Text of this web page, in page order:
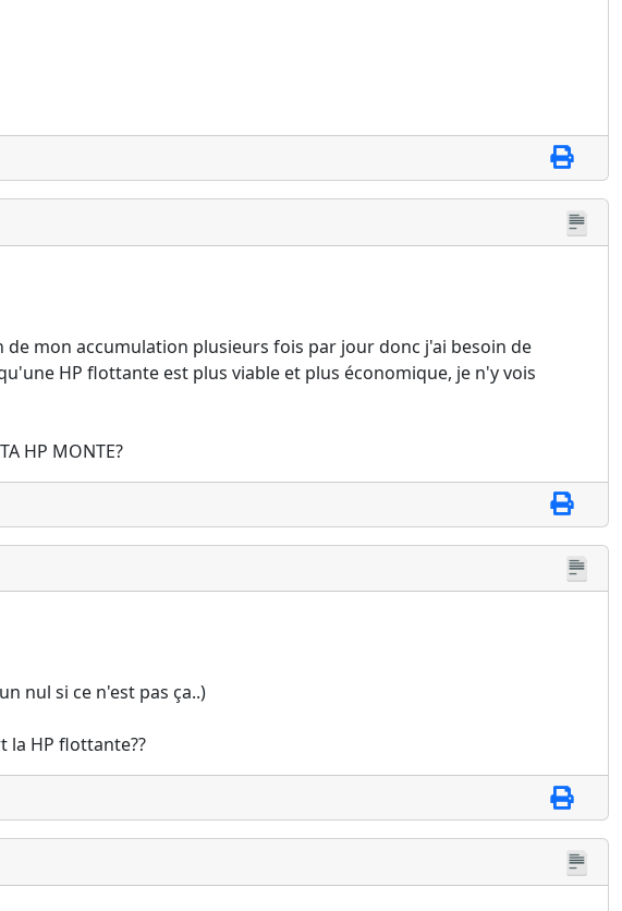
mon accumulation plusieurs fois par jour donc j'ai besoin de
HP flottante est plus viable et plus économique, je n'y vois
HP MONTE?
nul si ce n'est pas ça..)
la HP flottante??